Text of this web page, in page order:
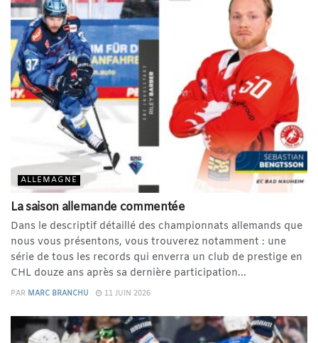
ALLEMAGNE
La saison allemande commentée
Dans le descriptif détaillé des championnats allemands que
nous vous présentons, vous trouverez notamment : une
série de tous les records qui enverra un club de prestige en
CHL douze ans après sa dernière participation...
PAR MARC BRANCHU 11 JUIN 2026